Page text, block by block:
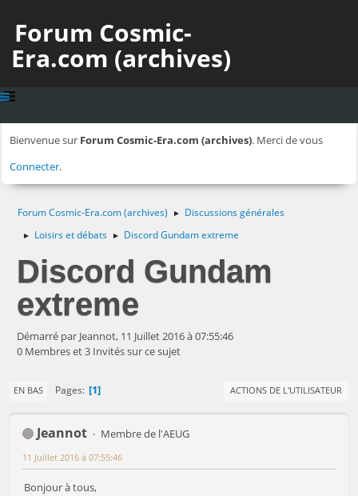
Forum Cosmic-
Era.com (archives)
Bienvenue sur Forum Cosmic-Era.com (archives). Merci de vous
Connecter.
Forum Cosmic-Era.com (archives) ► Discussions générales
► Loisirs et débats ► Discord Gundam extreme
Discord Gundam
extreme
Démarré par Jeannot, 11 Juillet 2016 à 07:55:46
0 Membres et 3 Invités sur ce sujet
EN BAS Pages 1 ACTIONS DE L'UTILISATEUR
Jeannot Membre de l'AEUG
11 Juillet 2016 à 07:55:46
Bonjour à tous,